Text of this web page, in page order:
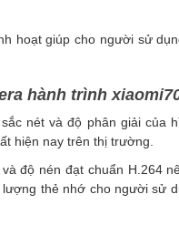
hoạt giúp cho người sử
hành trình
nét và độ phân giải của
hiện nay trên thị trường.
độ nén đạt chuẩn H.264
thẻ nhớ cho người sử